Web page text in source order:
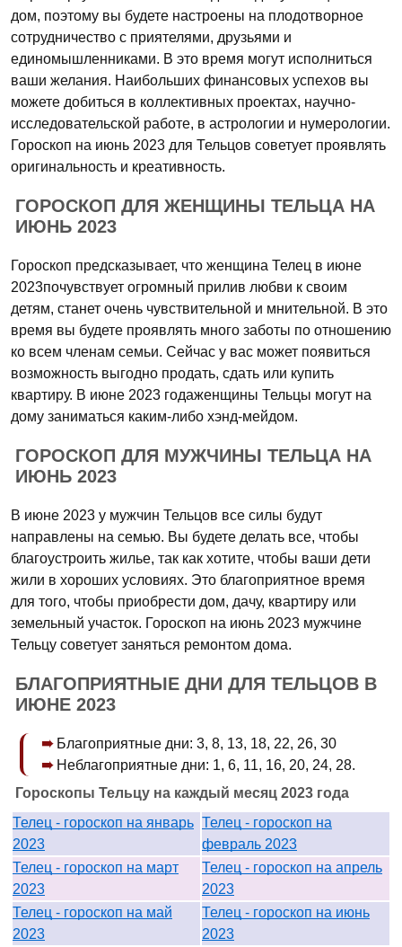
дом, поэтому вы будете настроены на плодотворное
сотрудничество с приятелями, друзьями и
единомышленниками. В это время могут исполниться
ваши желания. Наибольших финансовых успехов вы
можете добиться в коллективных проектах, научно-
исследовательской работе, в астрологии и нумерологии.
Гороскоп на июнь 2023 для Тельцов советует проявлять
оригинальность и креативность.
ГОРОСКОП ДЛЯ ЖЕНЩИНЫ ТЕЛЬЦА НА
ИЮНЬ 2023
Гороскоп предсказывает, что женщина Телец в июне
2023почувствует огромный прилив любви к своим
детям, станет очень чувствительной и мнительной. В это
время вы будете проявлять много заботы по отношению
ко всем членам семьи. Сейчас у вас может появиться
возможность выгодно продать, сдать или купить
квартиру. В июне 2023 годаженщины Тельцы могут на
дому заниматься каким-либо хэнд-мейдом.
ГОРОСКОП ДЛЯ МУЖЧИНЫ ТЕЛЬЦА НА
ИЮНЬ 2023
В июне 2023 у мужчин Тельцов все силы будут
направлены на семью. Вы будете делать все, чтобы
благоустроить жилье, так как хотите, чтобы ваши дети
жили в хороших условиях. Это благоприятное время
для того, чтобы приобрести дом, дачу, квартиру или
земельный участок. Гороскоп на июнь 2023 мужчине
Тельцу советует заняться ремонтом дома.
БЛАГОПРИЯТНЫЕ ДНИ ДЛЯ ТЕЛЬЦОВ В
ИЮНЕ 2023
Благоприятные дни: 3, 8, 13, 18, 22, 26, 30
Неблагоприятные дни: 1, 6, 11, 16, 20, 24, 28.
Гороскопы Тельцу на каждый месяц 2023 года
Телец - гороскоп на январь
2023
Телец - гороскоп на
февраль 2023
Телец - гороскоп на март
2023
Телец - гороскоп на апрель
2023
Телец - гороскоп на май
2023
Телец - гороскоп на июнь
2023